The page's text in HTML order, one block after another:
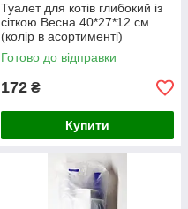
Туалет для котів глибокий із
сіткою Весна 40*27*12 см
(колір в асортименті)
Готово до відправки
172 ₴
Купити